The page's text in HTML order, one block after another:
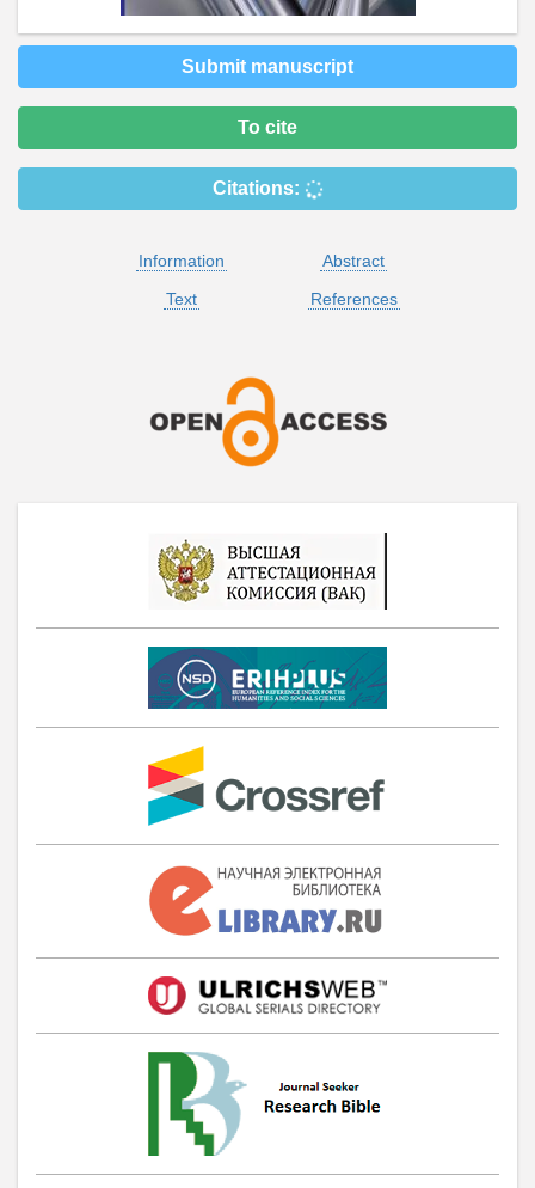
Submit manuscript
To cite
Citations:
Information
Abstract
Text
References